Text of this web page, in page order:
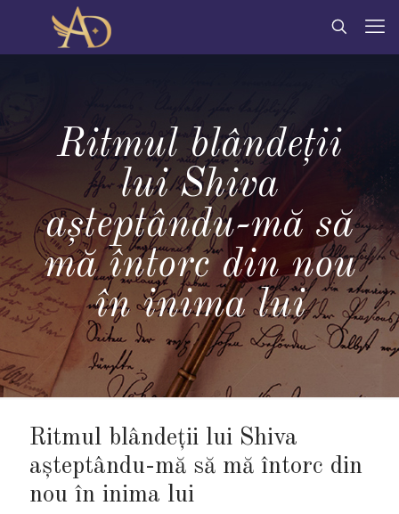
Ritmul blândeții
lui Shiva
aşteptându-mă să
mă întorc din nou
în inima lui
Ritmul blândeții lui Shiva
aşteptându-mă să mă întorc din
nou în inima lui